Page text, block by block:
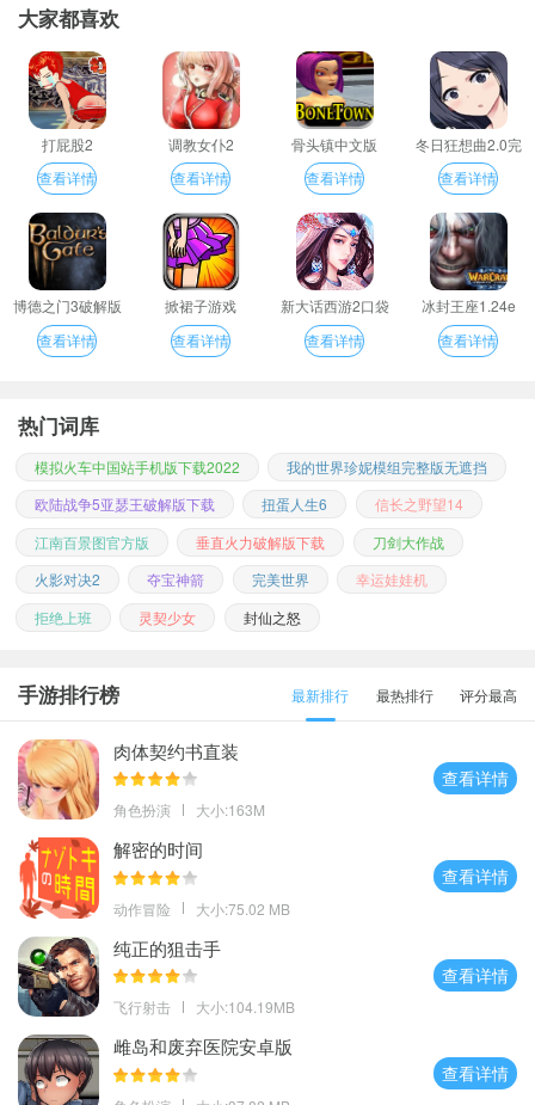
大家都喜欢
打屁股2
查看详情
调教女仆2
查看详情
骨头镇中文版
查看详情
冬日狂想曲2.0完
整汉化版
查看详情
博德之门3破解版
查看详情
掀裙子游戏
查看详情
新大话西游2口袋
版
查看详情
冰封王座1.24e
查看详情
热门词库
模拟火车中国站手机版下载2022
我的世界珍妮模组完整版无遮挡
欧陆战争5亚瑟王破解版下载
扭蛋人生6
信长之野望14
江南百景图官方版
垂直火力破解版下载
刀剑大作战
火影对决2
夺宝神箭 完美世界
幸运娃娃机
拒绝上班
灵契少女 封仙之怒
手游排行榜 最新排行 最热排行 评分最高
肉体契约书直装
角色扮演 大小:163M
查看详情
解密的时间
动作冒险 大小:75.02 MB
查看详情
纯正的狙击手
飞行射击 大小:104.19MB
查看详情
雌岛和废弃医院安卓版
查看详情